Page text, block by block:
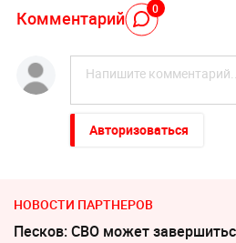
Комментарий 0
Авторизоваться
НОВОСТИ ПАРТНЕРОВ
Песков: СВО может